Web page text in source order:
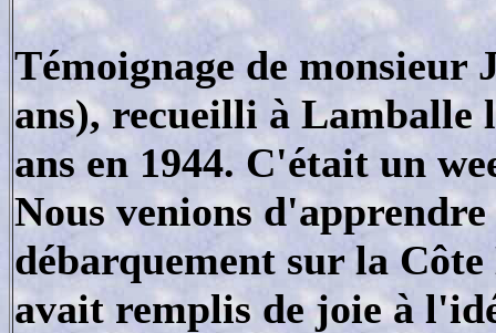
Témoignage de monsieur
ans), recueilli à Lamballe
ans en 1944. C'était un
Nous venions
débarquement sur la
avait remplis de joie à